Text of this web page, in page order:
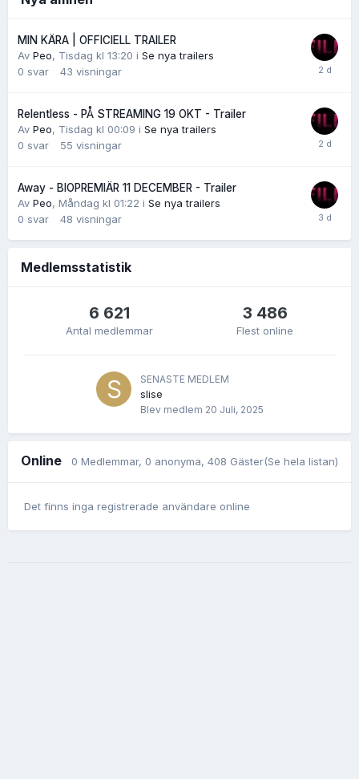
MIN KÄRA | OFFICIELL TRAILER
Av Peo, Tisdag kl 13:20 i Se nya trailers
0 svar 43 visningar
Relentless - PÅ STREAMING 19 OKT - Trailer
Av Peo, Tisdag kl 00:09 i Se nya trailers
0 svar 55 visningar
Away - BIOPREMIÄR 11 DECEMBER - Trailer
Av Peo, Måndag kl 01:22 i Se nya trailers
0 svar 48 visningar
Medlemsstatistik
6 621
Antal medlemmar
3 486
Flest online
SENASTE MEDLEM
slise
Blev medlem 20 Juli, 2025
Online 0 Medlemmar, 0 anonyma, 408 Gäster(Se hela listan)
Det finns inga registrerade användare online